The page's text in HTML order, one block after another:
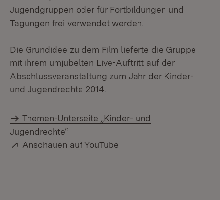
Jugendgruppen oder für Fortbildungen und
Tagungen frei verwendet werden.
Die Grundidee zu dem Film lieferte die Gruppe
mit ihrem umjubelten Live-Auftritt auf der
Abschlussveranstaltung zum Jahr der Kinder-
und Jugendrechte 2014.
Themen-Unterseite „Kinder- und
Jugendrechte“
Extern:
Anschauen auf YouTube